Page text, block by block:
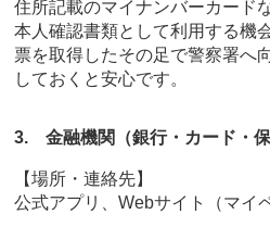
住所記載のマイナンバーカードな
本人確認書類として利用する機
票を取得したその足で警察署へ
しておくと安心です。
3. 金融機関（銀行・カード・
【場所・連絡先】
公式アプリ、Webサイト（マイ